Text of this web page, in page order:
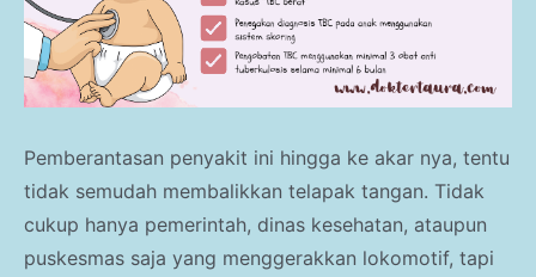
Pemberantasan penyakit ini hingga ke akar nya, tentu
tidak semudah membalikkan telapak tangan. Tidak
cukup hanya pemerintah, dinas kesehatan, ataupun
puskesmas saja yang menggerakkan lokomotif, tapi